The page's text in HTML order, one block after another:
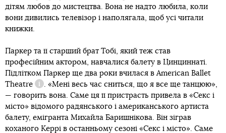
дітям любов до мистецтва. Вона не надто любила, коли
вони дивились телевізор і наполягала, щоб усі читали
книжки.
Паркер та її старший брат Тобі, який теж став
професійним актором, навчалися балету в Цинциннаті.
Підлітком Паркер ще два роки вчилася в American Ballet
Theatre
Довідка
. «Мені весь час сниться, що я все ще танцюю»,
— говорить вона. Саме ця її пристрасть привела в «Секс і
місто» відомого радянського і американського артиста
балету, емігранта Михайла Баришнікова. Він зіграв
коханого Керрі в останньому сезоні «Секс і місто». Саме